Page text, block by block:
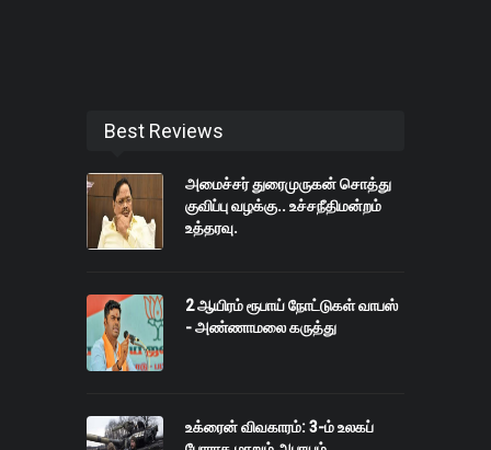
Best Reviews
அமைச்சர் துரைமுருகன் சொத்து
குவிப்பு வழக்கு.. உச்சநீதிமன்றம்
உத்தரவு.
2 ஆயிரம் ரூபாய் நோட்டுகள் வாபஸ்
- அண்ணாமலை கருத்து
உக்ரைன் விவகாரம்: 3-ம் உலகப்